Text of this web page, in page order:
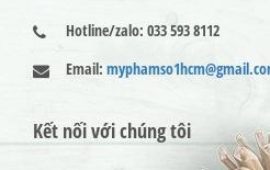
Hotline/zalo: 033 593 8112
Email:
Kết nối với chúng tôi